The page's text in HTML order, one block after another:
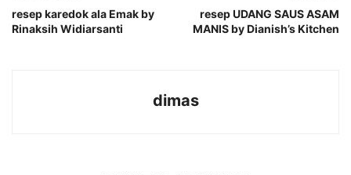
resep karedok ala Emak by
Rinaksih Widiarsanti
resep UDANG SAUS ASAM
MANIS by Dianish’s Kitchen
dimas